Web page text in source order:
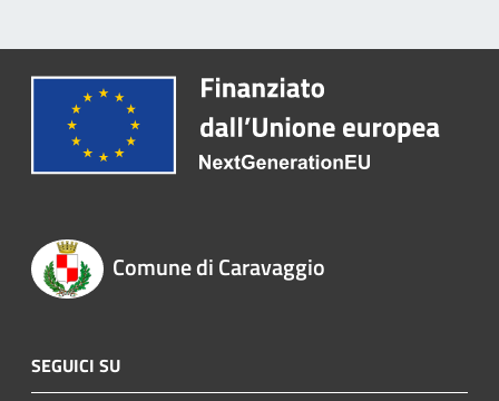
Comune di Caravaggio
SEGUICI SU